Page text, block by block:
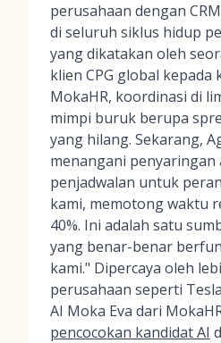
perusahaan dengan
di seluruh siklus hidup
yang dikatakan oleh
klien CPG global kepada
MokaHR, koordinasi di
mimpi buruk berupa
yang hilang. Sekarang,
menangani penyaringan
penjadwalan untuk
kami, memotong waktu
40%. Ini adalah satu
yang benar-benar
kami." Dipercaya oleh
perusahaan seperti
AI Moka Eva dari
pencocokan kandidat AI